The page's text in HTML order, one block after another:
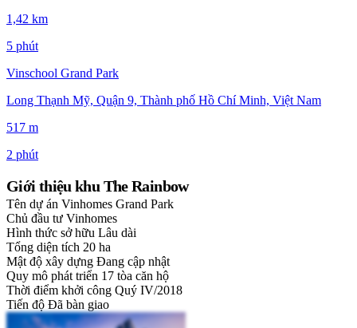
1,42 km
5 phút
Vinschool Grand Park
Long Thạnh Mỹ, Quận 9, Thành phố Hồ Chí Minh, Việt Nam
517 m
2 phút
Giới thiệu khu The Rainbow
Tên dự án Vinhomes Grand Park
Chủ đầu tư Vinhomes
Hình thức sở hữu Lâu dài
Tổng diện tích 20 ha
Mật độ xây dựng Đang cập nhật
Quy mô phát triển 17 tòa căn hộ
Thời điểm khởi công Quý IV/2018
Tiến độ Đã bàn giao